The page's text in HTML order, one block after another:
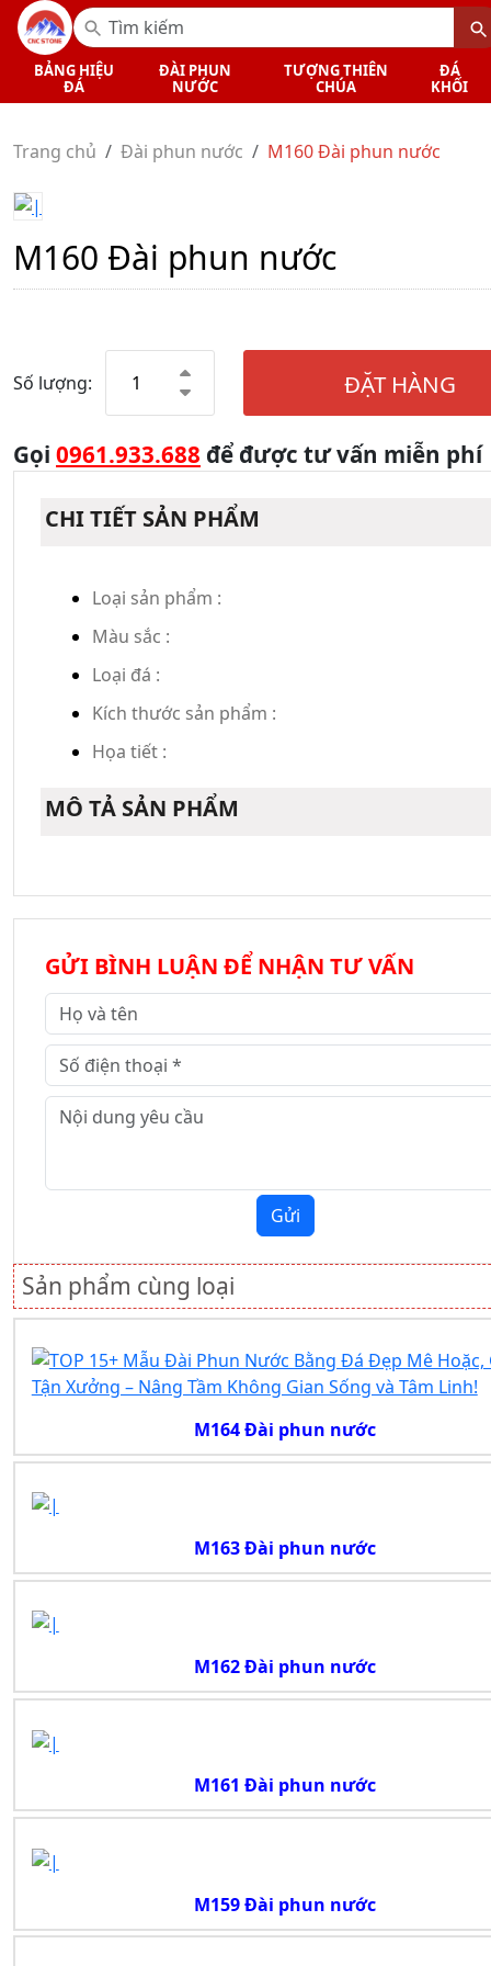
BẢNG HIỆU
ĐÁ
ĐÀI PHUN
NƯỚC
TƯỢNG THIÊN
CHÚA
ĐÁ
KHỐI
Trang chủ Đài phun nước M160 Đài phun nước
M160 Đài phun nước
Số lượng: ĐẶT HÀNG
Gọi 0961.933.688 để được tư vấn miễn phí
CHI TIẾT SẢN PHẨM
Loại sản phẩm :
Màu sắc :
Loại đá :
Kích thước sản phẩm :
Họa tiết :
MÔ TẢ SẢN PHẨM
GỬI BÌNH LUẬN ĐỂ NHẬN TƯ VẤN
Gửi
Sản phẩm cùng loại
M164 Đài phun nước
M163 Đài phun nước
M162 Đài phun nước
M161 Đài phun nước
M159 Đài phun nước